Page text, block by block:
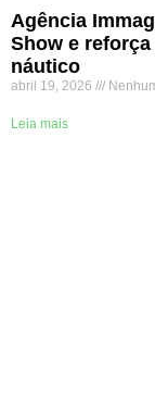
Agência
Show e
náutico
abril 19, 2026
Leia mais